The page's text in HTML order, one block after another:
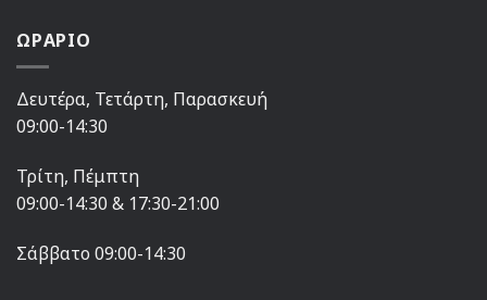
ΩΡΑΡΙΟ
Δευτέρα, Τετάρτη, Παρασκευή
09:00-14:30
Τρίτη, Πέμπτη
09:00-14:30 & 17:30-21:00
Σάββατο 09:00-14:30